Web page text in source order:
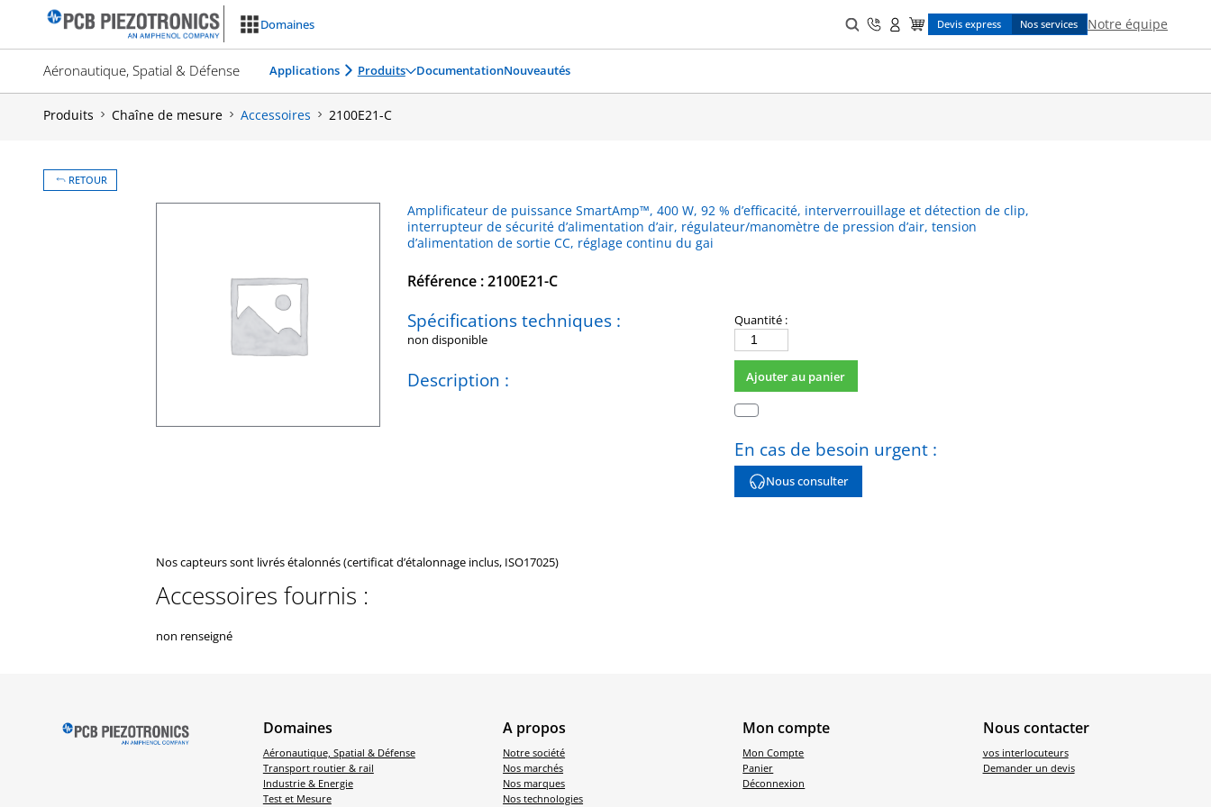
Domaines
Search
for:
Devis express Nos services Notre équipe
Aéronautique, Spatial & Défense Applications Produits DocumentationNouveautés
Produits Chaîne de mesure Accessoires 2100E21-C
RETOUR
Amplificateur de puissance SmartAmp™, 400 W, 92 % d’efficacité, interverrouillage et détection de clip,
interrupteur de sécurité d’alimentation d’air, régulateur/manomètre de pression d’air, tension
d’alimentation de sortie CC, réglage continu du gai
Référence : 2100E21-C
Spécifications techniques :
non disponible
Description :
Quantité :
quantité
de
2100E21-
C
Ajouter au panier
En cas de besoin urgent :
Nous consulter
Nos capteurs sont livrés étalonnés (certificat d’étalonnage inclus, ISO17025)
Accessoires fournis :
non renseigné
Domaines
Aéronautique, Spatial & Défense
Transport routier & rail
Industrie & Energie
Test et Mesure
A propos
Notre société
Nos marchés
Nos marques
Nos technologies
Mon compte
Mon Compte
Panier
Déconnexion
Nous contacter
vos interlocuteurs
Demander un devis